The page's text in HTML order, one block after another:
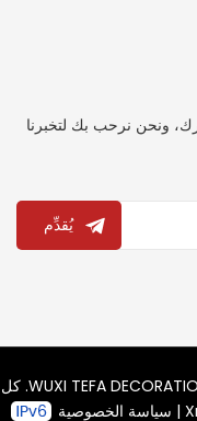
ونحن نرحب بك لتخبرنا
يُقدِّم
حقوق النشر © 2026 WUXI TEFA DECORATION MATERIAL CO., LTD. كل
| سياسة الخصوصية